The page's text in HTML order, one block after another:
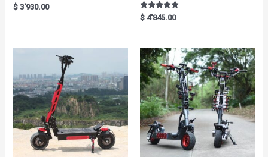
Rated
5.00
$ 3'930.00
Rated
5.00
$ 4'845.00